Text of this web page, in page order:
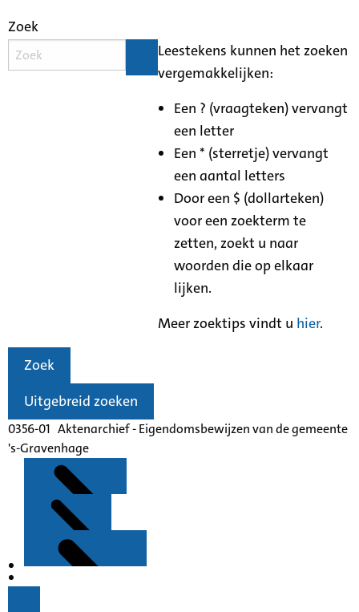
Zoek
Leestekens kunnen het zoeken
vergemakkelijken:
Een ? (vraagteken) vervangt
een letter
Een * (sterretje) vervangt
een aantal letters
Door een $ (dollarteken)
voor een zoekterm te
zetten, zoekt u naar
woorden die op elkaar
lijken.
Meer zoektips vindt u hier.
Zoek
Uitgebreid zoeken
0356-01 Aktenarchief - Eigendomsbewijzen van de gemeente
's-Gravenhage